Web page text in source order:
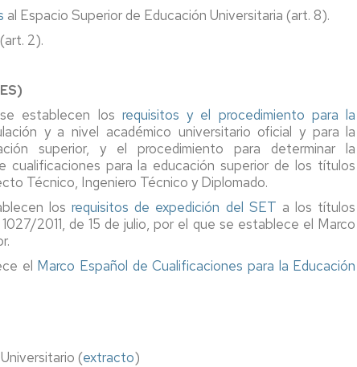
al Espacio Superior de Educación Universitaria (art. 8).
(art. 2).
establecen los requisitos y el procedimiento para la
y a nivel académico universitario oficial y para la
superior, y el procedimiento para determinar la
cualificaciones para la educación superior de los títulos
Técnico, Ingeniero Técnico y Diplomado.
losrequisitos de expedición del SET a los títulos
2011, de 15 de julio, por el que se establece el Marco
el Marco Español de Cualificaciones para la Educación
(extracto)